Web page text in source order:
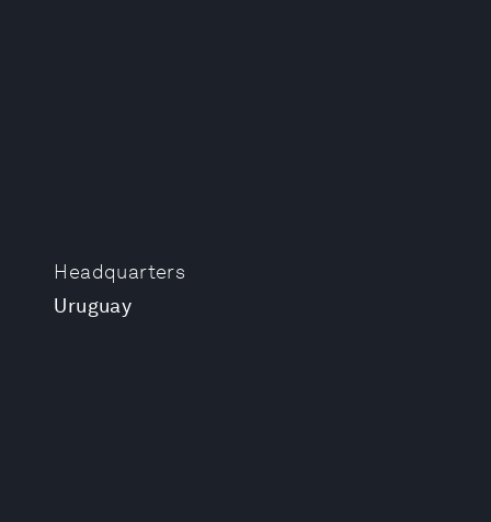
Headquarters
Uruguay